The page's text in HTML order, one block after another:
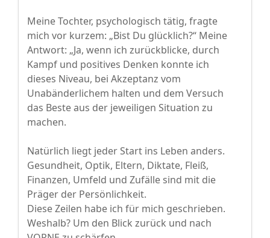
Meine Tochter, psychologisch tätig, fragte
mich vor kurzem: „Bist Du glücklich?“ Meine
Antwort: „Ja, wenn ich zurückblicke, durch
Kampf und positives Denken konnte ich
dieses Niveau, bei Akzeptanz vom
Unabänderlichem halten und dem Versuch
das Beste aus der jeweiligen Situation zu
machen.
Natürlich liegt jeder Start ins Leben anders.
Gesundheit, Optik, Eltern, Diktate, Fleiß,
Finanzen, Umfeld und Zufälle sind mit die
Präger der Persönlichkeit.
Diese Zeilen habe ich für mich geschrieben.
Weshalb? Um den Blick zurück und nach